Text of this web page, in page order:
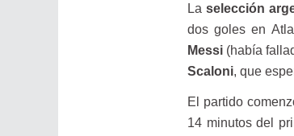
La selección
dos goles en
Messi(había
Scaloni, que
El partido
14 minutos del